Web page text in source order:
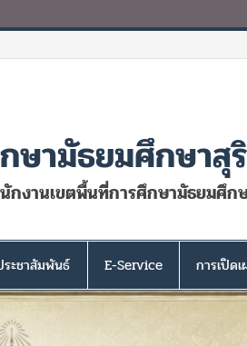
ษามัธยมศึกษาสุ
กงานเขตพื้นที่การศึกษามัธยมศึก
ระชาสัมพันธ์ E-Service การเปิด